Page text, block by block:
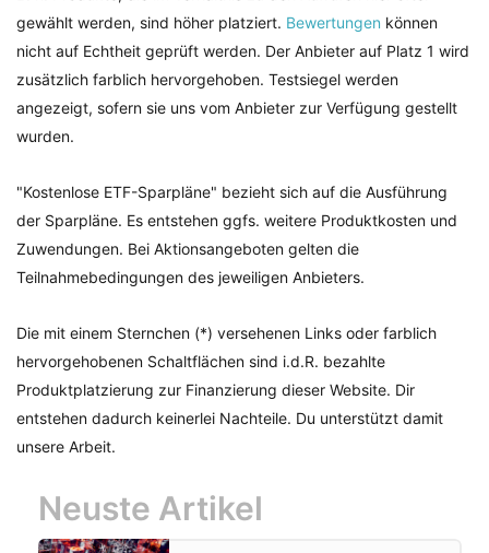
gewählt werden, sind höher platziert. Bewertungen können
nicht auf Echtheit geprüft werden. Der Anbieter auf Platz 1 wird
zusätzlich farblich hervorgehoben. Testsiegel werden
angezeigt, sofern sie uns vom Anbieter zur Verfügung gestellt
wurden.
"Kostenlose ETF-Sparpläne" bezieht sich auf die Ausführung
der Sparpläne. Es entstehen ggfs. weitere Produktkosten und
Zuwendungen. Bei Aktionsangeboten gelten die
Teilnahmebedingungen des jeweiligen Anbieters.
Die mit einem Sternchen (*) versehenen Links oder farblich
hervorgehobenen Schaltflächen sind i.d.R. bezahlte
Produktplatzierung zur Finanzierung dieser Website. Dir
entstehen dadurch keinerlei Nachteile. Du unterstützt damit
unsere Arbeit.
Neuste Artikel